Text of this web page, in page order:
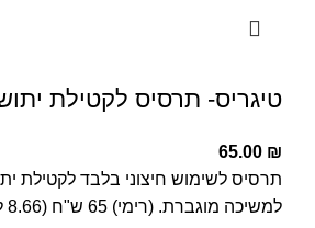
טיגריס- תרסיס לקטילת
65.00 ₪
תרסיס לשימוש חיצוני בלבד לקטילת
למשיכה מוגברת. (רימי) 65 ש"ח (8.66 ל 100 סמ"ק)